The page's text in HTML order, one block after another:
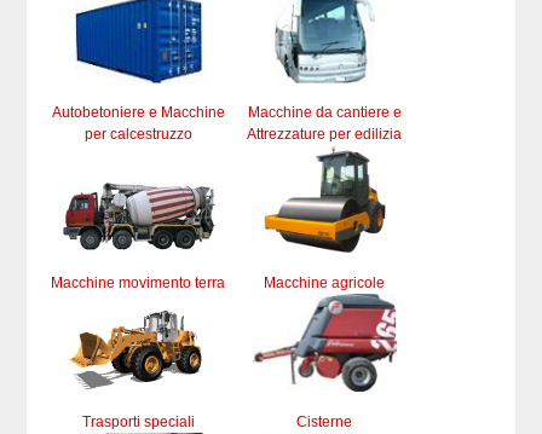
Autobetoniere e Macchine
per calcestruzzo
Macchine da cantiere e
Attrezzature per edilizia
Macchine movimento terra Macchine agricole
Trasporti speciali Cisterne